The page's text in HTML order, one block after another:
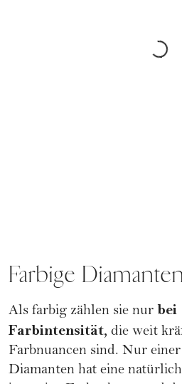
Farbige Diamanten
Als farbig zählen sie nur bei
Farbintensität, die weit
Farbnuancen sind. Nur
Diamanten hat eine